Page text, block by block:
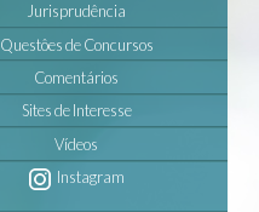
Jurisprudência
Questôes de Concursos
Comentários
Sites de Interesse
Vídeos
Instagram